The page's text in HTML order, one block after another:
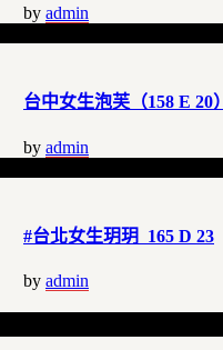
by admin
台中女生泡芙（158 E 20）
by admin
#台北女生玥玥 165 D 23
by admin